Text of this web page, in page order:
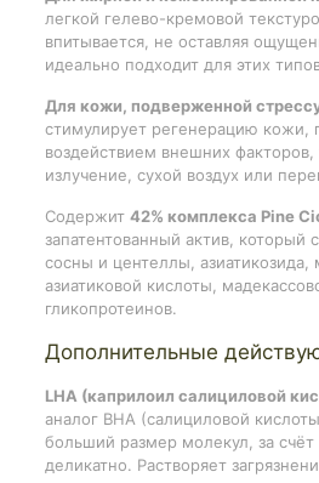
легкой гелево-кремовой
впитывается, не оставляя
идеально подходит для этих
Для кожи, подверженной
стимулирует регенерацию кожи,
воздействием внешних факторов,
излучение, сухой воздух или
Содержит 42% комплекса Pine
запатентованный актив, который
сосны и центеллы, азиатикозида,
азиатиковой кислоты,
гликопротеинов.
Дополнительные
LHA (каприлоил салициловой
аналог BHA (салициловой
больший размер молекул, за счёт
деликатно. Растворяет